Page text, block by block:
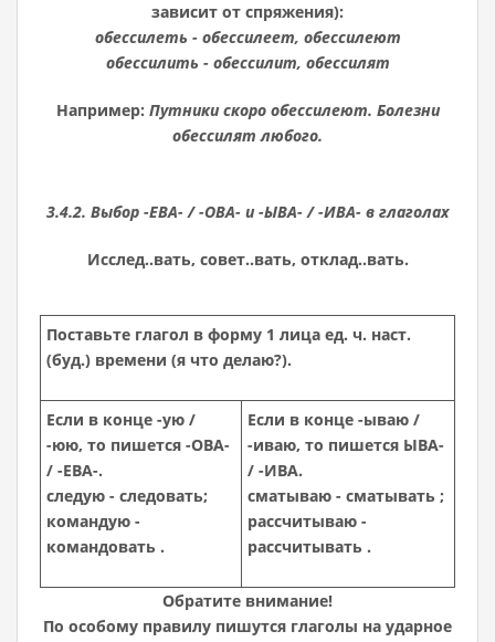
зависит от спряжения):
обессилеть - обессилеет, обессилеют
обессилить - обессилит, обессилят
Например:Путники скоро обессилеют. Болезни
обессилят любого.
3.4.2. Выбор -ЕВА- / -ОВА- и -ЫВА- / -ИВА- в глаголах
Исслед..вать, совет..вать, отклад..вать.
Поставьте глагол в форму 1 лица ед. ч. наст.
(буд.) времени (я что делаю?).
Если в конце -ую /
-юю, то пишется -ОВА-
/ -ЕВА-.
следую - следовать;
командую -
командовать .
Если в конце -ываю /
-иваю, то пишется ЫВА-
/ -ИВА.
сматываю - сматывать ;
рассчитываю -
рассчитывать .
Обратите внимание!
По особому правилу пишутся глаголы на ударное